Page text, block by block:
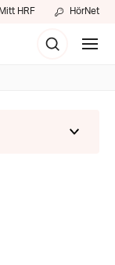
Mitt HRF HörNet
Sök
Visa
meny